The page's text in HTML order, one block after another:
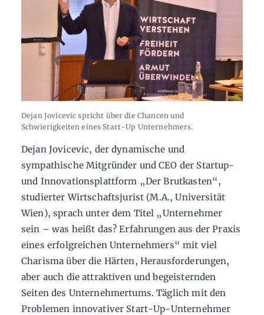
Dejan Jovicevic spricht über die Chancen und
Schwierigkeiten eines Start-Up Unternehmers.
Dejan Jovicevic, der dynamische und
sympathische Mitgründer und CEO der Startup-
und Innovationsplattform „Der Brutkasten“,
studierter Wirtschaftsjurist (M.A., Universität
Wien), sprach unter dem Titel „Unternehmer
sein – was heißt das? Erfahrungen aus der Praxis
eines erfolgreichen Unternehmers“ mit viel
Charisma über die Härten, Herausforderungen,
aber auch die attraktiven und begeisternden
Seiten des Unternehmertums. Täglich mit den
Problemen innovativer Start-Up-Unternehmer